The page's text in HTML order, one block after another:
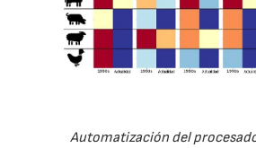
Automatización del